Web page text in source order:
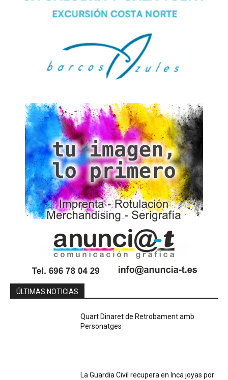
ÚLTIMAS NOTICIAS
Quart Dinaret de Retrobament amb
Personatges
La Guardia Civil recupera en Inca joyas por